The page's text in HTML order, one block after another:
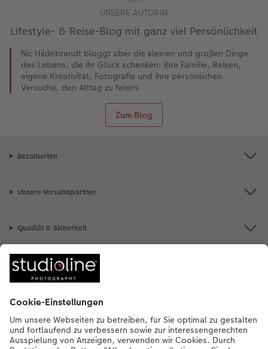
UNSERE AUTORIN
Lifestyle- & Reise-Blog mit ganz viel Persönlichkeit
Nic Hildebrandt bloggt über die kleinen und großen Dinge
des Lebens, die ihr Glück schenken: ihre Familie, Reisen,
eigene Kreativität, Fotografie und ihre persönlichen
Versuche, den Alltag zu feiern.
Zum Blog
Bezahlarten
Unsere Versandpartner
Qualität & Sicherheit
Nachhaltigkeit bei CEWE
Mein Fotoservice
Informationen